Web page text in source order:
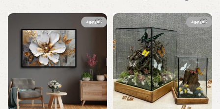
ناموجود ناموجود